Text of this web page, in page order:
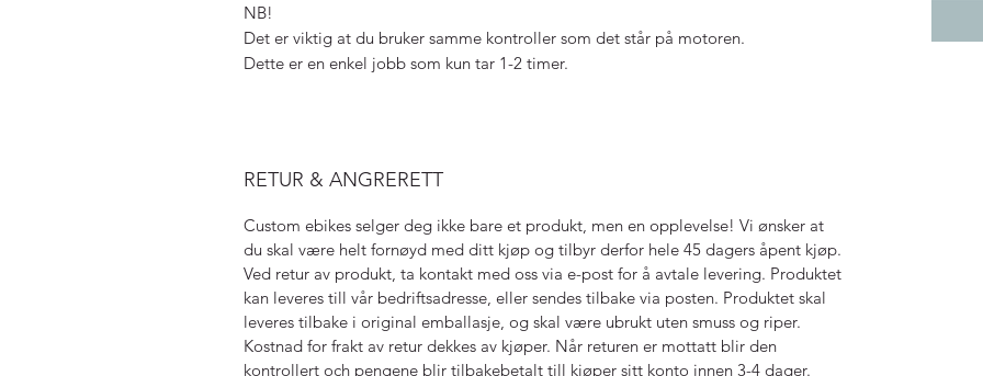
NB!
Det er viktig at du bruker samme kontroller som det står på motoren.
Dette er en enkel jobb som kun tar 1-2 timer.
RETUR & ANGRERETT
Custom ebikes selger deg ikke bare et produkt, men en opplevelse! Vi ønsker at
du skal være helt fornøyd med ditt kjøp og tilbyr derfor hele 45 dagers åpent kjøp.
Ved retur av produkt, ta kontakt med oss via e-post for å avtale levering. Produktet
kan leveres till vår bedriftsadresse, eller sendes tilbake via posten. Produktet skal
leveres tilbake i original emballasje, og skal være ubrukt uten smuss og riper.
Kostnad for frakt av retur dekkes av kjøper. Når returen er mottatt blir den
kontrollert och pengene blir tilbakebetalt till kjøper sitt konto innen 3-4 dager.